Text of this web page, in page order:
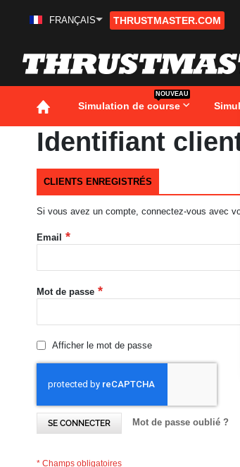
Aller
FRANÇAIS THRUSTMASTER.COM
Simulation de course
NOUVEAU
Identifiant
CLIENTS ENREGISTRÉS
Si vous avez un compte, connectez-vous avec
Email
Mot de passe
Afficher le mot de passe
SE CONNECTER Mot de passe oublié ?